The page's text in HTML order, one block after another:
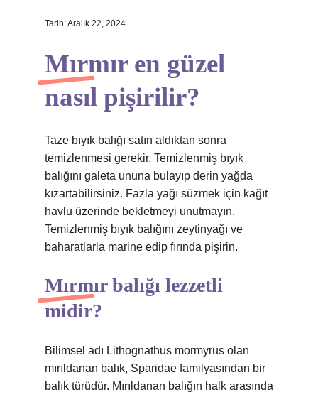
Tarih: Aralık 22, 2024
Mırmır en güzel
nasıl pişirilir?
Taze bıyık balığı satın aldıktan sonra
temizlenmesi gerekir. Temizlenmiş bıyık
balığını galeta ununa bulayıp derin yağda
kızartabilirsiniz. Fazla yağı süzmek için kağıt
havlu üzerinde bekletmeyi unutmayın.
Temizlenmiş bıyık balığını zeytinyağı ve
baharatlarla marine edip fırında pişirin.
Mırmır balığı lezzetli
midir?
Bilimsel adı Lithognathus mormyrus olan
mırıldanan balık, Sparidae familyasından bir
balık türüdür. Mırıldanan balığın halk arasında